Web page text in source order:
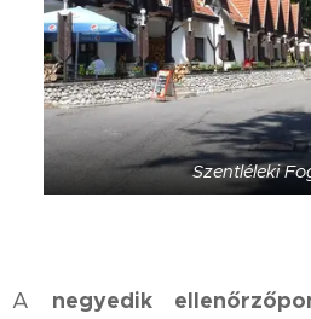
Szentléleki
A negyedik